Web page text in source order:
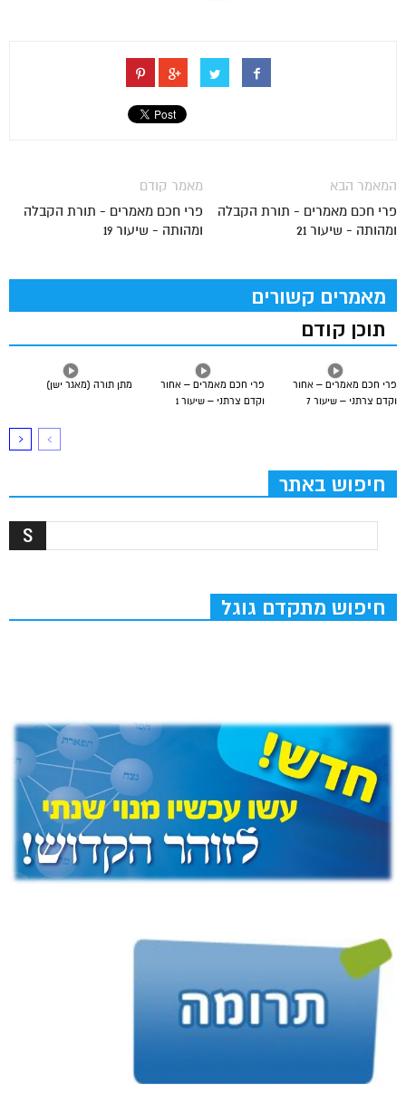
מאמר קודם
פרי חכם מאמרים - תורת הקבלה
ומהותה - שיעור 19
המאמר הבא
פרי חכם מאמרים - תורת הקבלה
ומהותה - שיעור 21
מאמרים קשורים
תוכן קודם
מתן תורה (מאגר ישן)
פרי חכם מאמרים – אחור
וקדם צרתני – שיעור 1
פרי חכם מאמרים – אחור
וקדם צרתני – שיעור 7
חיפוש באתר
חיפוש מתקדם גוגל